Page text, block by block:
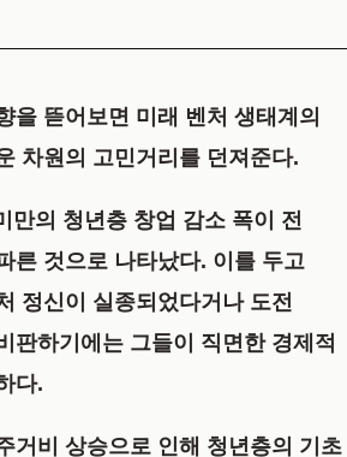
을 뜯어보면 미래 벤처 생태계의
차원의 고민거리를 던져준다.
만의 청년층 창업 감소 폭이 전
른 것으로 나타났다. 이를 두고
정신이 실종되었다거나 도전
판하기에는 그들이 직면한 경제적
다.
거비 상승으로 인해 청년층의 기초